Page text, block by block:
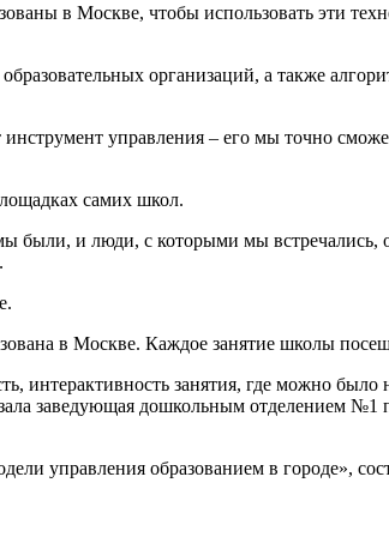
в Москве, чтобы использовать эти
организаций, а также
управления – его мы точно
самих школ.
были, и люди, с которыми мы встречались,
в Москве. Каждое занятие школы
интерактивность занятия, где можно
заведующая дошкольным отделением
управления образованием в городе»,